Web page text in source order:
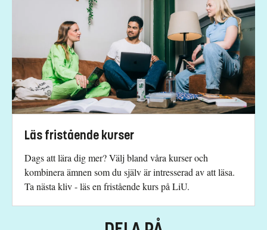
Läs fristående kurser
Dags att lära dig mer? Välj bland våra kurser och
kombinera ämnen som du själv är intresserad av att läsa.
Ta nästa kliv - läs en fristående kurs på LiU.